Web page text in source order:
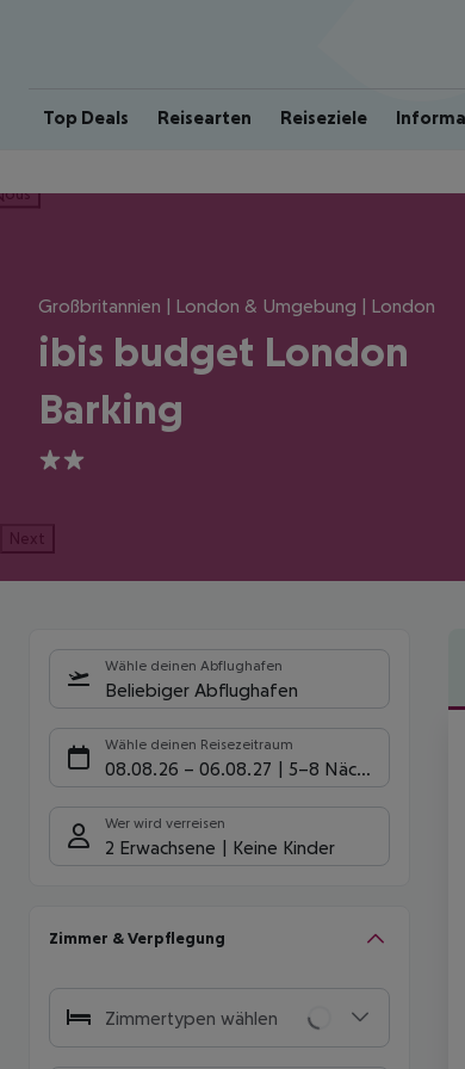
Top Deals Reisearten Reiseziele
Großbritannien | London & Umgebung | London
ibis budget London
Barking
2
Next
Wähle deinen Abflughafen
Beliebiger Abflughafen
Wähle deinen Reisezeitraum
08.08.26 – 06.08.27 5-8 Nächte
Wer wird verreisen
2 Erwachsene Keine Kinder
Zimmer & Verpflegung
Zimmertypen wählen